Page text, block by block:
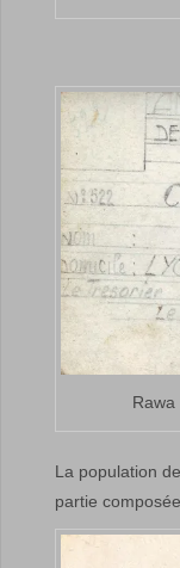
Rawa
La population
partie